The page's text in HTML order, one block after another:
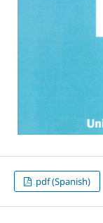
pdf (Spanish)